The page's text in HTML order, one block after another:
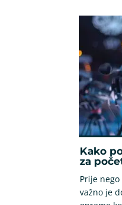
Kako
za
Prije
važno je